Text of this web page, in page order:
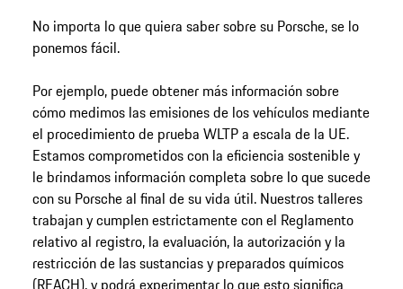
No importa lo que quiera saber sobre su Porsche, se lo
ponemos fácil.
Por ejemplo, puede obtener más información sobre
cómo medimos las emisiones de los vehículos mediante
el procedimiento de prueba WLTP a escala de la UE.
Estamos comprometidos con la eficiencia sostenible y
le brindamos información completa sobre lo que sucede
con su Porsche al final de su vida útil. Nuestros talleres
trabajan y cumplen estrictamente con el Reglamento
relativo al registro, la evaluación, la autorización y la
restricción de las sustancias y preparados químicos
(REACH), y podrá experimentar lo que esto significa